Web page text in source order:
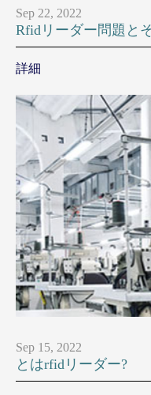
Sep 22, 2022
Rfidリーダー問題と
詳細
Sep 15, 2022
とはrfidリーダー?